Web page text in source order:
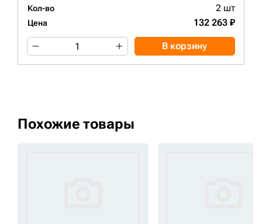
Кол-во 2 шт
Цена 132 263 ₽
В корзину
Похожие товары